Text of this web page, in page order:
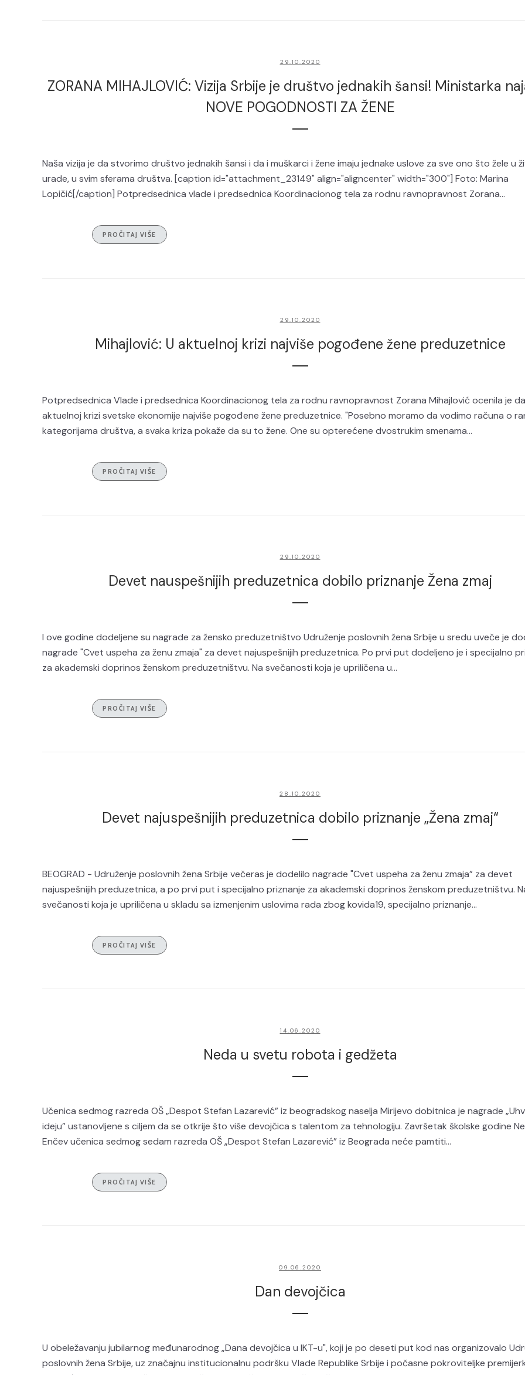
29.10.2020
ZORANA MIHAJLOVIĆ: Vizija Srbije je društvo jednakih šansi! Ministarka
NOVE POGODNOSTI ZA ŽENE
Naša vizija je da stvorimo društvo jednakih šansi i da i muškarci i žene imaju jednake uslove za sve ono što žele u
urade, u svim sferama društva. [caption id="attachment_23149" align="aligncenter" width="300"] Foto: Marina
Lopičić[/caption] Potpredsednica vlade i predsednica Koordinacionog tela za rodnu ravnopravnost Zorana...
PROČITAJ VIŠE
29.10.2020
Mihajlović: U aktuelnoj krizi najviše pogođene žene preduzetnice
Potpredsednica Vlade i predsednica Koordinacionog tela za rodnu ravnopravnost Zorana Mihajlović ocenila je
aktuelnoj krizi svetske ekonomije najviše pogođene žene preduzetnice. "Posebno moramo da vodimo računa o
kategorijama društva, a svaka kriza pokaže da su to žene. One su opterećene dvostrukim smenama...
PROČITAJ VIŠE
29.10.2020
Devet nauspešnijih preduzetnica dobilo priznanje Žena zmaj
I ove godine dodeljene su nagrade za žensko preduzetništvo Udruženje poslovnih žena Srbije u sredu uveče je
nagrade "Cvet uspeha za ženu zmaja" za devet najuspešnijih preduzetnica. Po prvi put dodeljeno je i specijalno
za akademski doprinos ženskom preduzetništvu. Na svečanosti koja je upriličena u...
PROČITAJ VIŠE
28.10.2020
Devet najuspešnijih preduzetnica dobilo priznanje „Žena zmaj“
BEOGRAD - Udruženje poslovnih žena Srbije večeras je dodelilo nagrade "Cvet uspeha za ženu zmaja” za devet
najuspešnijih preduzetnica, a po prvi put i specijalno priznanje za akademski doprinos ženskom preduzetništvu.
svečanosti koja je upriličena u skladu sa izmenjenim uslovima rada zbog kovida19, specijalno priznanje...
PROČITAJ VIŠE
14.06.2020
Neda u svetu robota i gedžeta
Učenica sedmog razreda OŠ „Despot Stefan Lazarević” iz beogradskog naselja Mirijevo dobitnica je nagrade
ideju” ustanovljene s ciljem da se otkrije što više devojčica s talentom za tehnologiju. Završetak školske godine
Enčev učenica sedmog sedam razreda OŠ „Despot Stefan Lazarević” iz Beograda neće pamtiti...
PROČITAJ VIŠE
09.06.2020
Dan devojčica
U obeležavanju jubilarnog međunarodnog „Dana devojčica u IKT-u", koji je po deseti put kod nas organizovalo
poslovnih žena Srbije, uz značajnu institucionalnu podršku Vlade Republike Srbije i počasne pokroviteljke